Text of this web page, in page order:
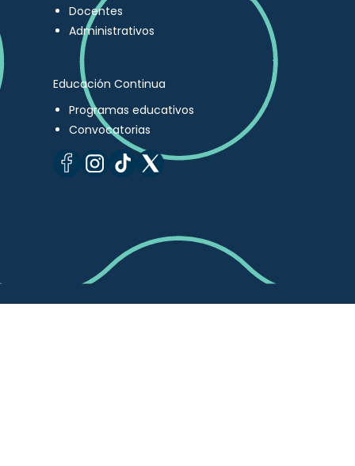
Docentes
Administrativos
Educación Continua
Programas educativos
Convocatorias